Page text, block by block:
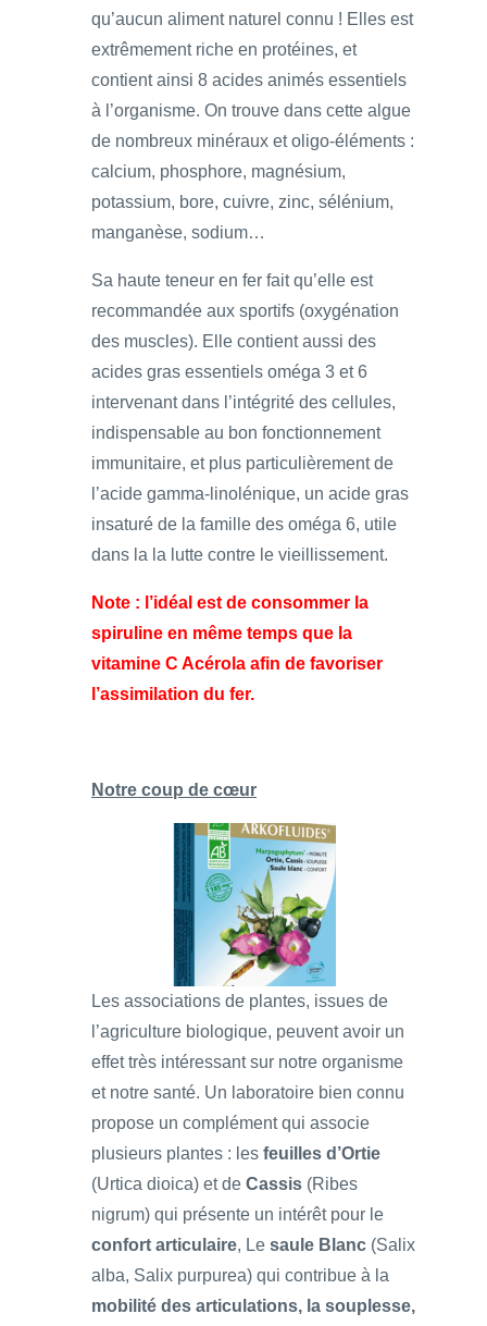
qu’aucun aliment naturel connu ! Elles est
extrêmement riche en protéines, et
contient ainsi 8 acides animés essentiels
à l’organisme. On trouve dans cette algue
de nombreux minéraux et oligo-éléments :
calcium, phosphore, magnésium,
potassium, bore, cuivre, zinc, sélénium,
manganèse, sodium…
Sa haute teneur en fer fait qu’elle est
recommandée aux sportifs (oxygénation
des muscles). Elle contient aussi des
acides gras essentiels oméga 3 et 6
intervenant dans l’intégrité des cellules,
indispensable au bon fonctionnement
immunitaire, et plus particulièrement de
l’acide gamma-linolénique, un acide gras
insaturé de la famille des oméga 6, utile
dans la la lutte contre le vieillissement.
Note : l’idéal est de consommer la
spiruline en même temps que la
vitamine C Acérola afin de favoriser
l’assimilation du fer.
Notre coup de cœur
Les associations de plantes, issues de
l’agriculture biologique, peuvent avoir un
effet très intéressant sur notre organisme
et notre santé. Un laboratoire bien connu
propose un complément qui associe
plusieurs plantes : les feuilles d’Ortie
(Urtica dioica) et de Cassis (Ribes
nigrum) qui présente un intérêt pour le
confort articulaire, Le saule Blanc (Salix
alba, Salix purpurea) qui contribue à la
mobilité des articulations, la souplesse,